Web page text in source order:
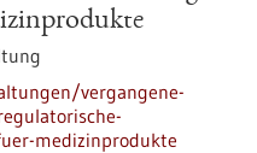
vergangene-
medizinprodukte